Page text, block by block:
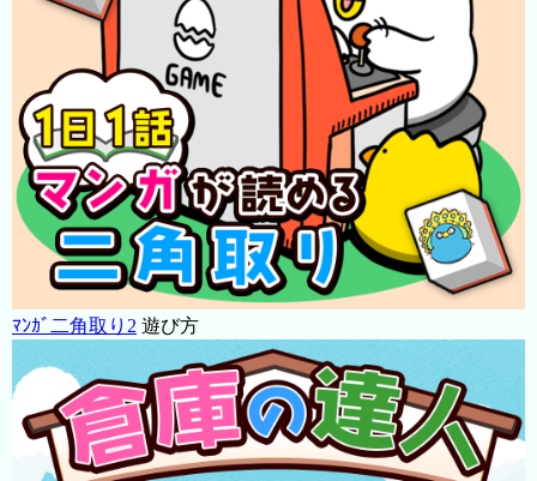
ﾏﾝｶﾞ二角取り2 遊び方